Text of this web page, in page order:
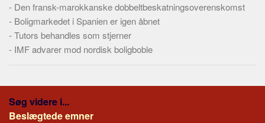
- Den fransk-marokkanske dobbeltbeskatningsoverenskomst
- Boligmarkedet i Spanien er igen åbnet
-Tutors behandles som stjerner
- IMF advarer mod nordisk boligboble
Søg videre i...
Beslægtede emner